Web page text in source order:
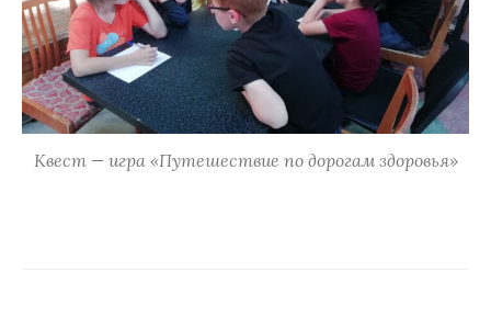
Квест — игра «Путешествие по дорогам здоровья»